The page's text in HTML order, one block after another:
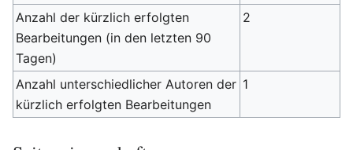
Anzahl der kürzlich erfolgten
Bearbeitungen (in den letzten 90
Tagen)
2
Anzahl unterschiedlicher Autoren der
kürzlich erfolgten Bearbeitungen
1